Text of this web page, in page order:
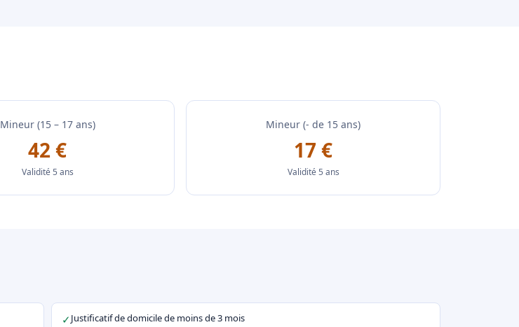
Mineur (15 – 17 ans)
42 €
Validité 5 ans
Mineur (- de 15 ans)
17 €
Validité 5 ans
✓Justificatif de domicile de moins de 3 mois